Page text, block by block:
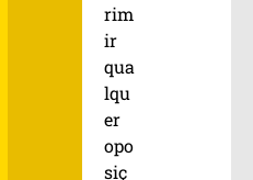
rim
ir
qua
lqu
er
opo
siç